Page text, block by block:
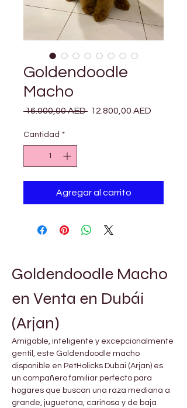
Goldendoodle
Macho
16.000,00 AED Precio
12.800,00 AED
Cantidad *
Agregar al carrito
Goldendoodle Macho
en Venta en Dubái
(Arjan)
Amigable, inteligente y excepcionalmente
gentil, este Goldendoodle macho
disponible en PetHolicks Dubai (Arjan) es
un compañero familiar perfecto para
hogares que buscan una raza mediana a
grande, juguetona, cariñosa y de baja